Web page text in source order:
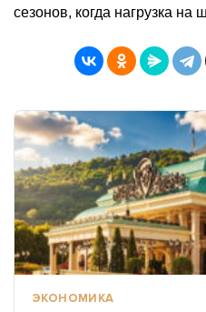
сезонов, когда нагрузка на
ЭКОНОМИКА